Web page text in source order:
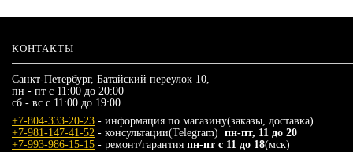
КОНТАКТЫ
Санкт-Петербург, Батайский переулок 10,
пн - пт с 11:00 до 20:00
сб - вс с 11:00 до 19:00
+7-804-333-20-23 - информация по магазину(заказы, доставка)
+7-981-147-41-52 - консультации(Telegram) пн-пт, 11 до 20
+7-993-986-15-15 - ремонт/гарантия пн-пт с 11 до 18(мск)